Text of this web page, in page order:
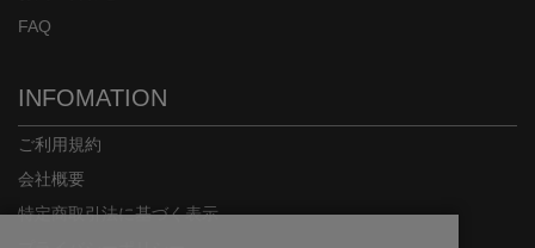
FAQ
INFOMATION
ご利用規約
会社概要
特定商取引法に基づく表示